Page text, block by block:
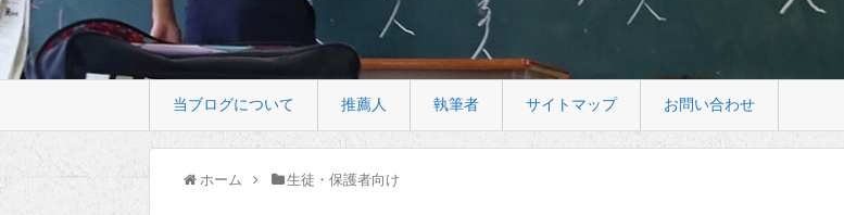
当ブログについて 推薦人 執筆者 サイトマップ お問い合わせ
ホーム 生徒・保護者向け